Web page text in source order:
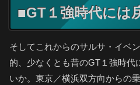
■GT１強時代には
そしてこれからのサルサ・イベ
的、少なくとも昔のGT１強時代
いか。東京／横浜双方向からの